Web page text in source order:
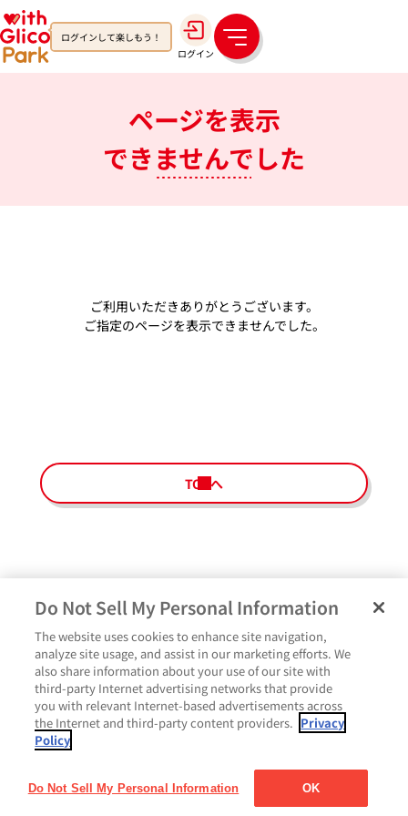
ログインして楽しもう！
ログイン
メ
ニ
ページを表示
できませんでした
ご利用いただきありがとうございます。
ご指定のページを表示できませんでした。
TOPへ
ペ
ー
ジ
最
上
部
る
よくあるご質問 ご利用規約Glicoメンバーズ会員規約プライバシーポリシー
サイトマップお問い合わせCookie設定Glicoホームページ
Copyright© Ezaki Glico Co., Ltd. All rights reserved.
Do Not Sell My Personal Information
The website uses cookies to enhance site navigation,
analyze site usage, and assist in our marketing efforts. We
also share information about your use of our site with
third-party Internet advertising networks that provide
you with relevant Internet-based advertisements across
the Internet and third-party content providers. Privacy
Policy
Do Not Sell My Personal Information OK